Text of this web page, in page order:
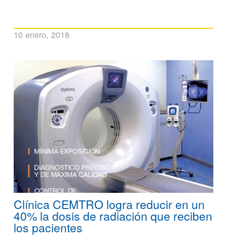
10 enero, 2018
Clínica CEMTRO logra reducir en un
40% la dosis de radiación que reciben
los pacientes